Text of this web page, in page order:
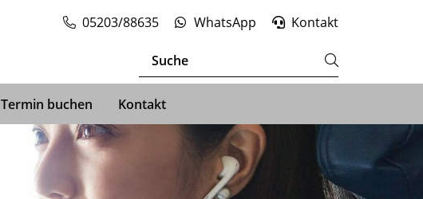
05203/88635 WhatsApp Kontakt
Termin buchen Kontakt